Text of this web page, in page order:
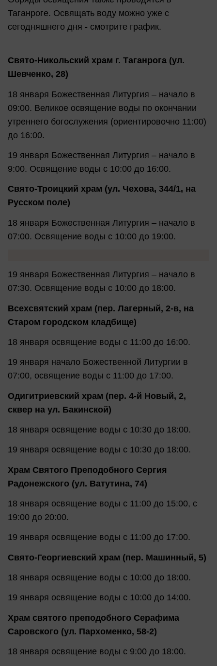
Таганроге. Освящать воду можно уже с
сегодняшнего дня - смотрите график.
Свято-Никольский храм г. Таганрога (ул.
Шевченко, 28)
18 января Божественная Литургия – начало в
09:00. Великое освящение воды по окончании
утреннего богослужения (ориентировочно 11:00)
до 16:00.
19 января Божественная Литургия – начало в
9:00. Освящение воды с 10:00 до 16:00.
Свято-Троицкий храм (ул. Чехова, 344/1, на
Русском поле)
18 января Божественная Литургия – начало в
07:00. Освящение воды с 10:00 до 19:00.
19 января Божественная Литургия – начало в
07:30. Освящение воды с 10:00 до 18:00.
Всехсвятский храм (пер. Лагерный, 2-в, на
Старом городском кладбище)
18 января освящение воды с 11:00 до 16:00.
19 января начало Божественной Литургии в
07:00, освящение воды с 11:00 до 17:00.
Одигитриевский храм (пер. 4-й Новый, 2,
сквер на ул. Бакинской)
18 января освящение воды с 10:30 до 18:00.
19 января освящение воды с 10:30 до 18:00.
Храм Святого Преподобного Сергия
Радонежского (ул. Ватутина, 74)
18 января освящение воды с 11:00 до 15:00, с
19:00 до 20:00.
19 января освящение воды с 11:00 до 17:00.
Свято-Георгиевский храм (пер. Машинный, 5)
18 января освящение воды с 10:00 до 18:00.
19 января освящение воды с 10:00 до 14:00.
Храм святого преподобного Серафима
Саровского (ул. Пархоменко, 58-2)
18 января освящение воды с 9:00 до 18:00.